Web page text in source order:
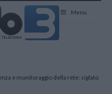
Menu
e monitoraggio della rete: siglato